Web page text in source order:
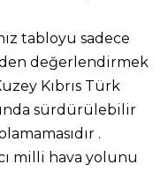
tabloyu sadece
değerlendirmek
Kıbrıs Türk
sürdürülebilir
.
milli hava yolunu